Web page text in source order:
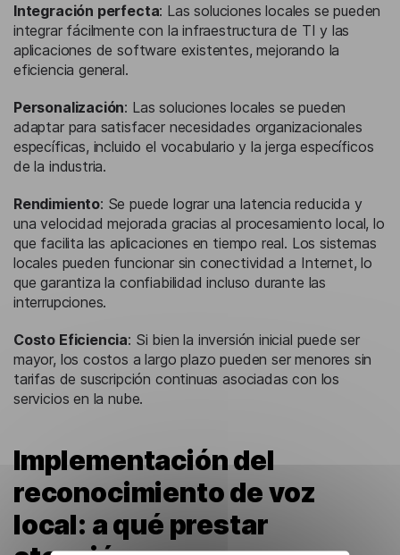
Integración perfecta: Las soluciones locales se pueden
integrar fácilmente con la infraestructura de TI y las
aplicaciones de software existentes, mejorando la
eficiencia general.
Personalización: Las soluciones locales se pueden
adaptar para satisfacer necesidades organizacionales
específicas, incluido el vocabulario y la jerga específicos
de la industria.
Rendimiento: Se puede lograr una latencia reducida y
una velocidad mejorada gracias al procesamiento local, lo
que facilita las aplicaciones en tiempo real. Los sistemas
locales pueden funcionar sin conectividad a Internet, lo
que garantiza la confiabilidad incluso durante las
interrupciones.
Costo Eficiencia: Si bien la inversión inicial puede ser
mayor, los costos a largo plazo pueden ser menores sin
tarifas de suscripción continuas asociadas con los
servicios en la nube.
Implementación del
reconocimiento de voz
local: a qué prestar